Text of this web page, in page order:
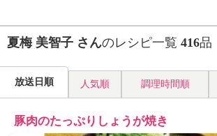
見
つ
よ
う
N
H
夏梅 美智子 さんのレシピ一覧 416品
放送日順 人気順 調理時間順
豚肉のたっぷりしょうが焼き